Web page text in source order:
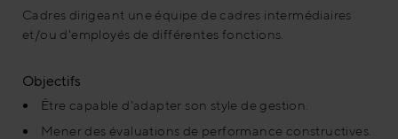
Cadres dirigeant une équipe de cadres intermédiaires
et/ou d'employés de différentes fonctions.
Objectifs
Être capable d'adapter son style de gestion.
Mener des évaluations de performance constructives.